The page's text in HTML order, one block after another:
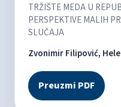
TRŽIŠTE MEDA U
PERSPEKTIVE MALIH
SLUČAJA
Zvonimir Filipović,
Preuzmi PDF